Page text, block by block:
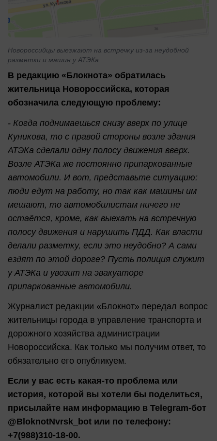
Новороссийцы выезжают на встречку из-за неудобной
разметки и машин у АТЭКа
В редакцию «Блокнота» обратилась
жительница Новороссийска, которая
обозначила следующую проблему:
- Когда поднимаешься снизу вверх по улице
Куникова, то с правой стороны возле здания
АТЭКа сделали одну полосу движения вверх.
Возле АТЭКа же постоянно припаркованные
автомобили. И вот, представьте ситуацию:
люди едут на работу, но так как машины им
мешают, то автомобилистам ничего не
остаётся, кроме, как выехать на встречную
полосу движения и нарушить ПДД. Как власти
делали разметку, если это неудобно? А сами
ездят по этой дороге? Пусть полиция служит
у АТЭКа и увозит на эвакуаторе
припаркованные автомобили.
Журналист редакции «Блокнот» передал вопрос
жительницы города в управление транспорта и
дорожного хозяйства администрации
Новороссийска. Как только мы получим ответ, то
обязательно его опубликуем.
Если у вас есть какая-то проблема или
история, которой вы хотели бы поделиться,
присылайте нам информацию в Telegram-бот
@BloknotNvrsk_bot или по телефону:
+7(988)310-18-00.